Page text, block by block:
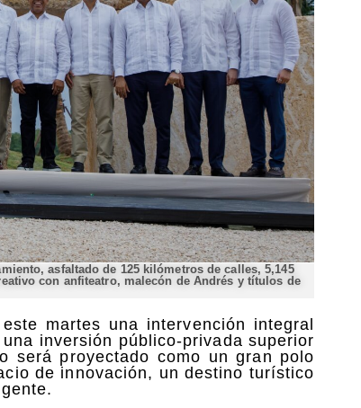
asfaltado de 125 kilómetros de calles, 5,145
con anfiteatro, malecón de Andrés y títulos de
martes una intervención integral
inversión público-privada superior
será proyectado como un gran polo
de innovación, un destino turístico